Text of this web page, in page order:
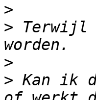
>
> Terwijl
>
> Kan ik